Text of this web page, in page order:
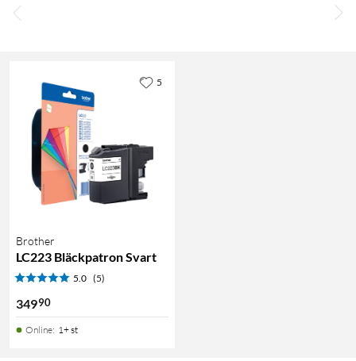
Brother
LC223 Bläckpatron Svart
5.0 (5)
34990
Online: 1+ st
5